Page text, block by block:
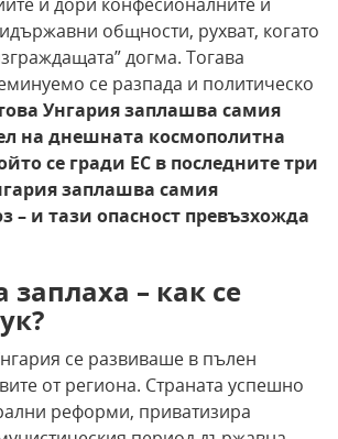
и дори конфесионалните и
общности, рухват, когато
догма. Тогава
се разпада и политическо
Унгария заплашва самия
на днешната космополитна
се гради ЕС в последните три
заплашва самия
– и тази опасност превъзхожда
заплаха – как се
се развиваше в пълен
от региона. Страната успешно
реформи, приватизира